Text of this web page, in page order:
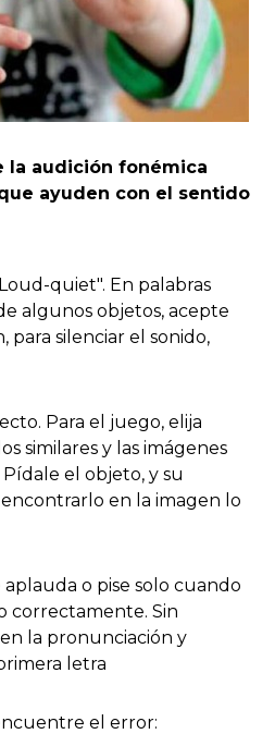
la audición fonémica
ayuden con el sentido
quiet". En palabras
algunos objetos, acepte
para silenciar el sonido,
Para el juego, elija
similares y las imágenes
el objeto, y su
en la imagen lo
o pise solo cuando
correctamente. Sin
la pronunciación y
letra
el error: